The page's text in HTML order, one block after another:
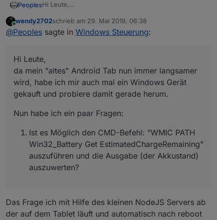
PeoplesHi Leute,
wird, habe ich mir auch mal ein Windows Gerät
gekauft und probiere damit gerade herum.
Nun habe ich ein paar Fragen:
auszuwerten?
Wie weckt ihr den Bildschirm wieder auf? Ich
mache das aktuell über key=SHIFT. Was aber nur
bedingt funktioniert manchmal bleibt der
WindowsTaste+Tap das Bild einmal gewechselt
Welchen Browser nutzt ihr und an die die
Chrome nutzen, verwendet ihr den Kioskmodus
oder einfach den Vollbild?
Verwendet ihr irgendwelche speziellen
Einstellungen an euren Windowstablets bspw.
Online
wendy2702schrieb am 29. Mai 2019, 06:38
zuletzt editiert von
@Peoples sagte in Windows Steuerung:
Hi Leute,
da mein "altes" Android Tab nun immer langsamer
wird, habe ich mir auch mal ein Windows Gerät
gekauft und probiere damit gerade herum.
Nun habe ich ein paar Fragen:
Ist es Möglich den CMD-Befehl: "WMIC PATH
Win32_Battery Get EstimatedChargeRemaining"
auszuführen und die Ausgabe (der Akkustand)
auszuwerten?
Das Frage ich mit Hilfe des kleinen NodeJS Servers ab
der auf dem Tablet läuft und automatisch nach reboot